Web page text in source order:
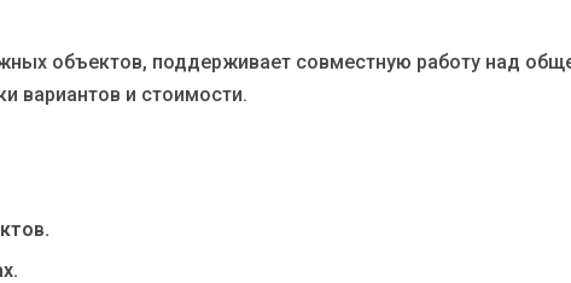
объектов, поддерживает совместную работу над
вариантов и стоимости.